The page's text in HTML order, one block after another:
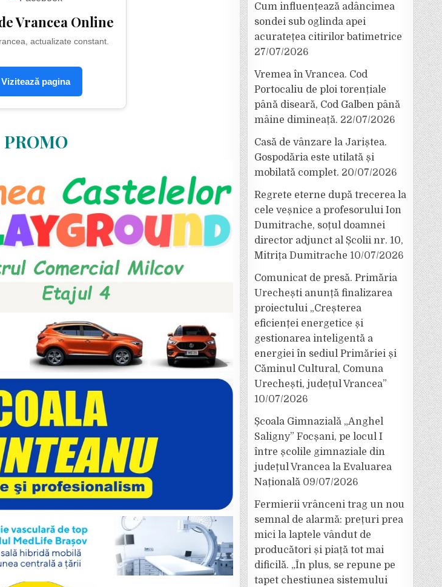
Vrancea Online
actualizate constant.
Vizitează pagina
PROMO
Cum influențează adâncimea
sondei sub oglinda apei
acuratețea citirilor batimetrice
27/07/2026
Vremea în Vrancea. Cod
Portocaliu de ploi torențiale
până diseară, Cod Galben până
mâine dimineață. 22/07/2026
Casă de vânzare la Jariștea.
Gospodăria este utilată și
mobilată complet. 20/07/2026
Regrete eterne după trecerea la
cele veșnice a profesorului Ion
Dumitrache, soțul doamnei
director adjunct al Școlii nr. 10,
Mitrița Dumitrache 10/07/2026
Comunicat de presă. Primăria
Urechești anunță finalizarea
proiectului „Creșterea
eficienței energetice și
gestionarea inteligentă a
energiei în sediul Primăriei și
Căminul Cultural, Comuna
Urechești, județul Vrancea”
10/07/2026
Școala Gimnazială „Anghel
Saligny” Focșani, pe locul I
între școlile gimnaziale din
județul Vrancea la Evaluarea
Națională 09/07/2026
Fermierii vrânceni trag un nou
semnal de alarmă: prețuri prea
mici la laptele vândut de
producători și piață tot mai
dificilă. „În plus, se repune pe
tapet chestiunea sistemului